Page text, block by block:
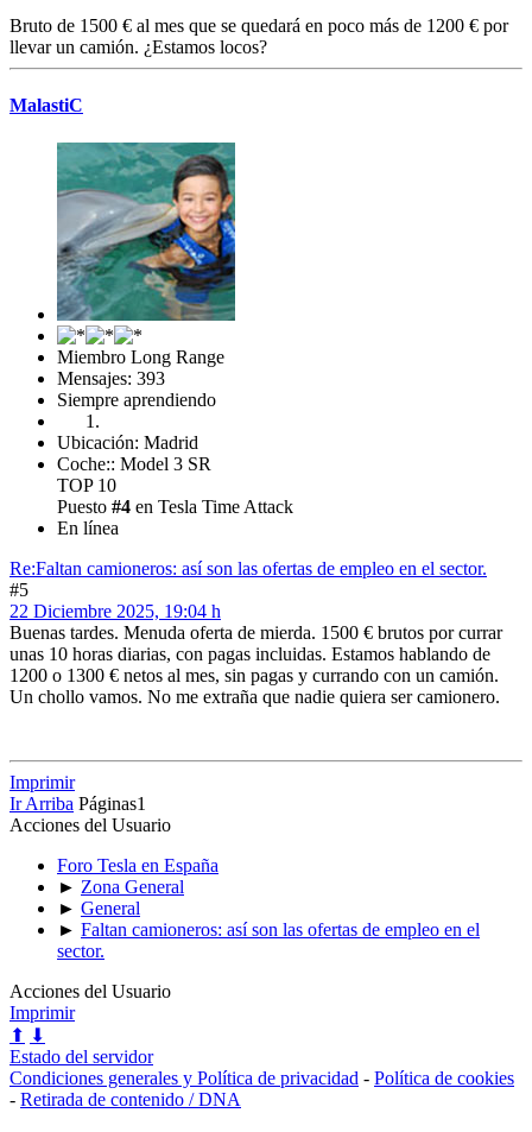
Bruto de 1500 € al mes que se quedará en poco más de 1200 € por
llevar un camión. ¿Estamos locos?
MalastiC
Miembro Long Range
Mensajes: 393
Siempre aprendiendo
Ubicación: Madrid
Coche:: Model 3 SR
TOP 10
Puesto #4 en Tesla Time Attack
En línea
Re:Faltan camioneros: así son las ofertas de empleo en el sector.
#5
22 Diciembre 2025, 19:04 h
Buenas tardes. Menuda oferta de mierda. 1500 € brutos por currar
unas 10 horas diarias, con pagas incluidas. Estamos hablando de
1200 o 1300 € netos al mes, sin pagas y currando con un camión.
Un chollo vamos. No me extraña que nadie quiera ser camionero.
Imprimir
Ir Arriba Páginas1
Acciones del Usuario
Foro Tesla en España
► Zona General
► General
► Faltan camioneros: así son las ofertas de empleo en el
sector.
Acciones del Usuario
Imprimir
⬆ ⬇
Estado del servidor
Condiciones generales y Política de privacidad - Política de cookies
- Retirada de contenido / DNA